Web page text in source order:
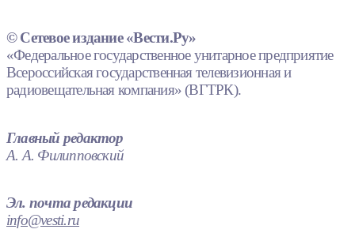
© Сетевое издание «Вести.Ру»
«Федеральное государственное унитарное предприятие
Всероссийская государственная телевизионная и
радиовещательная компания» (ВГТРК).
Главный редактор
А. А. Филипповский
Эл. почта редакции
info@vesti.ru